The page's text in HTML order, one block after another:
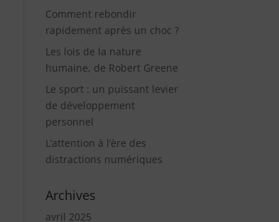
Comment rebondir
rapidement après un choc ?
Les lois de la nature
humaine, de Robert Greene
Le sport : un puissant levier
de développement
personnel
L’attention à l’ère des
distractions numériques
Archives
avril 2025